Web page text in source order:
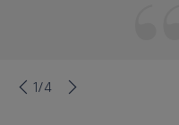
1/4